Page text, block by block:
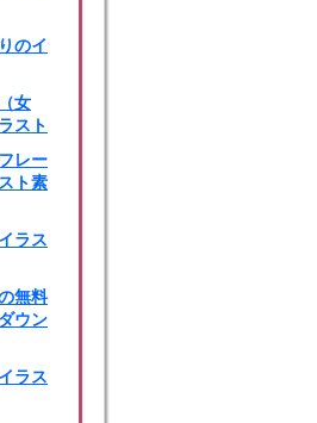
のイ
女
スト
レー
ト素
ラス
無料
ウン
ラス